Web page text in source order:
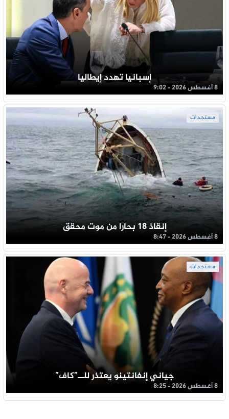
إسبانيا تهدد إيطاليا
8 أغسطس 2026 - 9:02
مستجدات
إنقاذ 18 بحارا من موت محقق
8 أغسطس 2026 - 8:47
مستجدات
جياني إنفانتينو يعتذر للــ”كاف”
8 أغسطس 2026 - 8:25